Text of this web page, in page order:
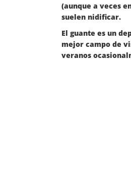
(aunque a veces
suelen nidificar.
El guante es un
mejor campo de
veranos